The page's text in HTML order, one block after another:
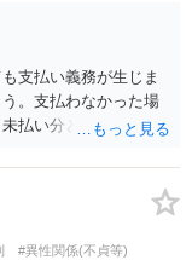
支払い義務が生じま
。支払わなかった場
払い分として差押を
#異性関係(不貞等)